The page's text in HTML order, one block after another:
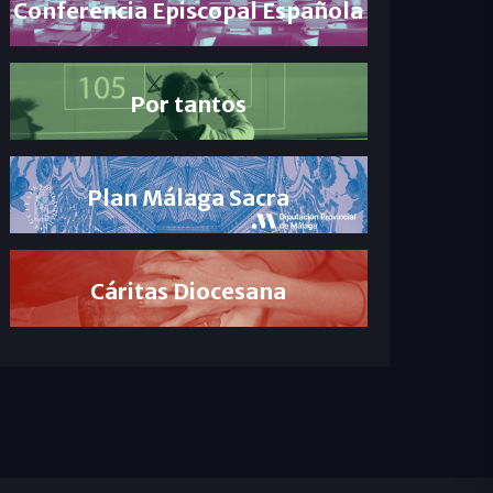
Conferencia Episcopal Española
Por tantos
Plan Málaga Sacra
Cáritas Diocesana